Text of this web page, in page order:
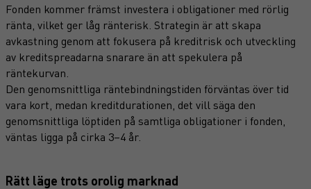
Fonden kommer främst investera i obligationer med rörlig
ränta, vilket ger låg ränterisk. Strategin är att skapa
avkastning genom att fokusera på kreditrisk och utveckling
av kreditspreadarna snarare än att spekulera på
räntekurvan.
Den genomsnittliga räntebindningstiden förväntas över tid
vara kort, medan kreditdurationen, det vill säga den
genomsnittliga löptiden på samtliga obligationer i fonden,
väntas ligga på cirka 3–4 år.
Rätt läge trots orolig marknad